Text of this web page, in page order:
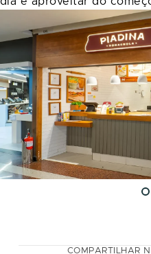
COMPARTILHAR